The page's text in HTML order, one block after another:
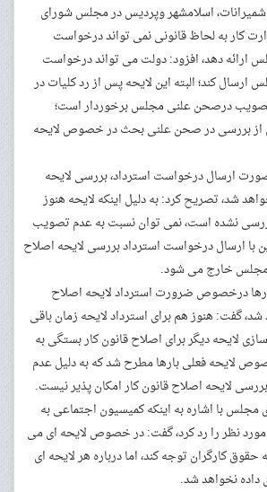
شمیرانات، اسلامشهر وپردیس در مجلس شورای
کار به لحاظ قانونی نمی تواند درخواست
ارائه دهد، افزود: دولت می تواند درخواست
ارسال کند؛ البته این لایحه پس از رد کلیات در
درصحن علنی مجلس برخوردار است؛
از بررسی در صحن علنی بحث در خصوص لایحه
صورت ارسال درخواست استرداد، بررسی لایحه
شد، تصریح کرد: به دلیل اینکه لایحه هنوز
نشده است، نمی توان نسبت به عدم تصویب
با ارسال درخواست استرداد بررسی لایحه اصلاح
مجلس خارج می شود.
درخصوص ضرورت استرداد لایحه اصلاح
شد، گفت: هنوز هم برای استرداد لایحه زمان باقی
لایحه دیگر برای اصلاح قانون کار بستگی به
لایحه فعلی بارها مطرح شد که به دلیل عدم
با اشاره به اینکه کمیسیون اجتماعی به
مورد نظر را رد کرد، گفت: در خصوص لایحه ای می
حقوق کارگران توجه کند، اما درباره هر لایحه ای
داده نخواهد شد.